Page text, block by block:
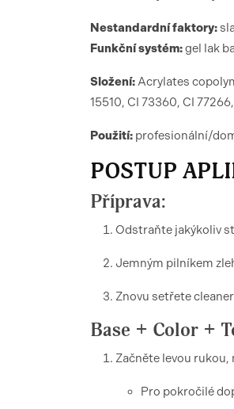
Nestandardní faktory:
Funkční systém:gel lak
Složení:Acrylates
15510, CI 73360, CI
Použití: profesionální/
POSTUP
Příprava:
Odstraňte jakýkoliv
Jemným pilníkem
Znovu setřete
Base + Color +
Začněte levou rukou,
Pro pokročilé